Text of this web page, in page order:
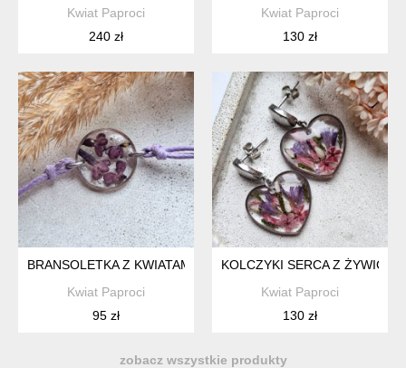
Kwiat Paproci
240 zł
Kwiat Paproci
130 zł
BRANSOLETKA Z KWIATAMI BZU NA SZNURKU
Kwiat Paproci
95 zł
KOLCZYKI SERCA Z ŻYWICY
Kwiat Paproci
130 zł
zobacz wszystkie produkty